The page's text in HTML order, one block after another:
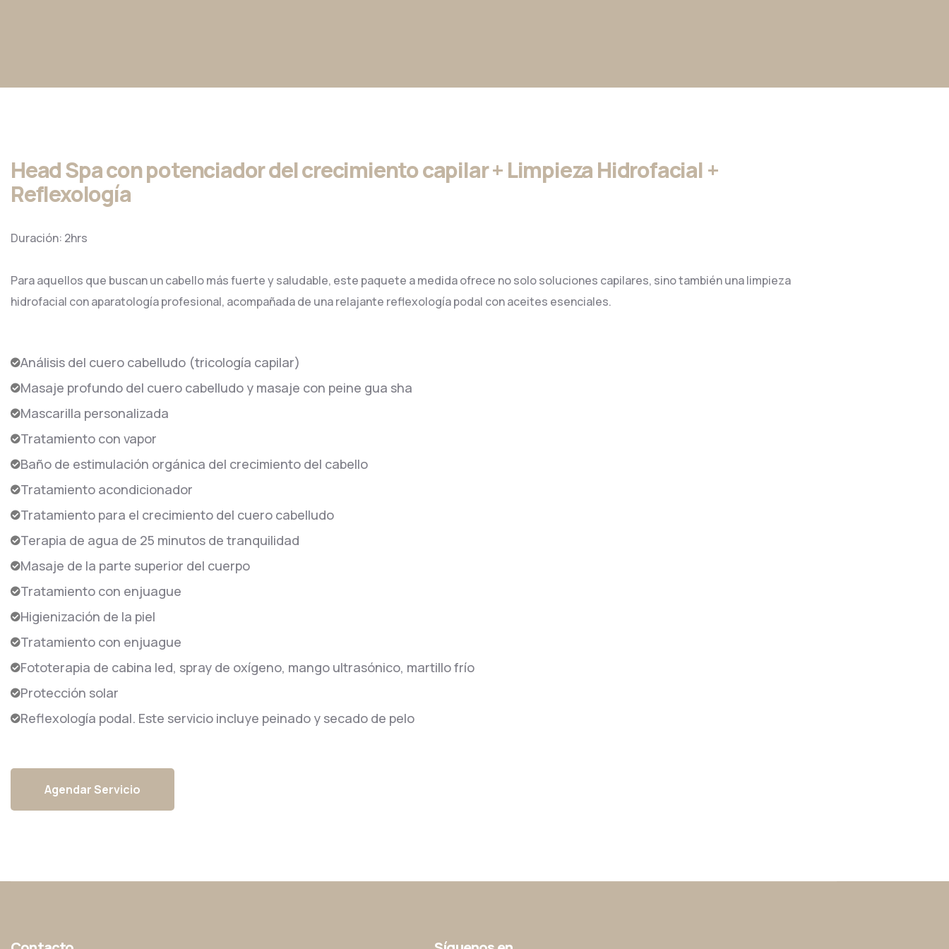
Head Spa con potenciador del crecimiento capilar + Limpieza Hidrofacial +
Reflexología
Duración: 2hrs
Para aquellos que buscan un cabello más fuerte y saludable, este paquete a medida ofrece no solo soluciones capilares, sino también una limpieza
hidrofacial con aparatología profesional, acompañada de una relajante reflexología podal con aceites esenciales.
Análisis del cuero cabelludo (tricología capilar)
Masaje profundo del cuero cabelludo y masaje con peine gua sha
Mascarilla personalizada
Tratamiento con vapor
Baño de estimulación orgánica del crecimiento del cabello
Tratamiento acondicionador
Tratamiento para el crecimiento del cuero cabelludo
Terapia de agua de 25 minutos de tranquilidad
Masaje de la parte superior del cuerpo
Tratamiento con enjuague
Higienización de la piel
Tratamiento con enjuague
Fototerapia de cabina led, spray de oxígeno, mango ultrasónico, martillo frío
Protección solar
Reflexología podal. Este servicio incluye peinado y secado de pelo
Agendar Servicio